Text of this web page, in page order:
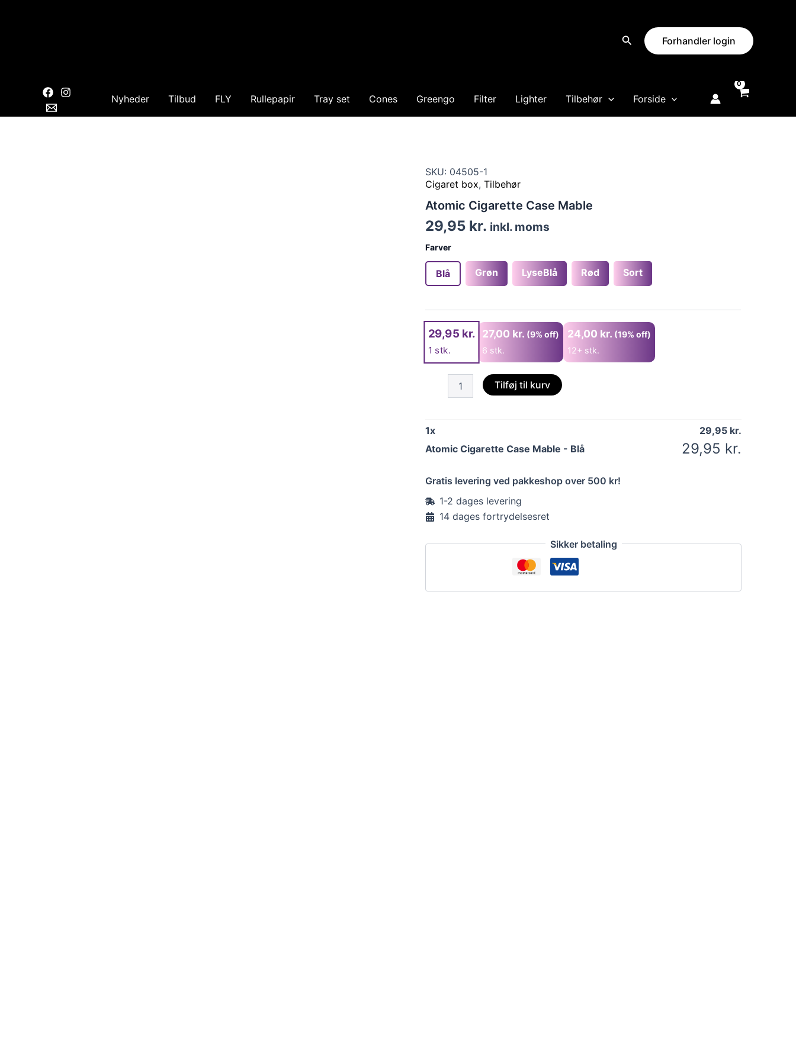
Forhandler login
Nyheder Tilbud FLY Rullepapir Tray set Cones Greengo Filter Lighter Tilbehør Forside
SKU: 04505-1
Cigaret box,Tilbehør
Atomic Cigarette Case Mable
29,95 kr. inkl. moms
Farver
Blå Grøn LyseBlå Rød Sort
29,95 kr.
1 stk.
27,00 kr. (9% off)
6 stk.
24,00 kr. (19% off)
12+ stk.
Cigarette
antal
Tilføj til kurv
1x 29,95 kr.
Atomic Cigarette Case Mable - Blå
29,95 kr.
Gratis levering ved pakkeshop over 500 kr!
1-2 dages levering
14 dages fortrydelsesret
Sikker betaling